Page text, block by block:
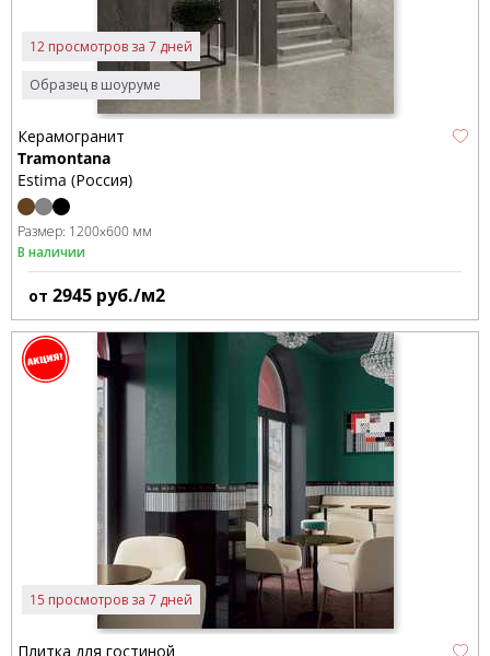
Образец в шоуруме
12 просмотров за 7 дней
Керамогранит
Tramontana
Estima (Россия)
Размер: 1200x600 мм
В наличии
от 2945 руб./м2
15 просмотров за 7 дней
Плитка для гостиной